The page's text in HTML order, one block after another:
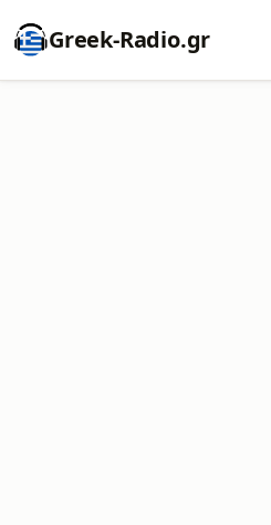
Greek-Radio.gr